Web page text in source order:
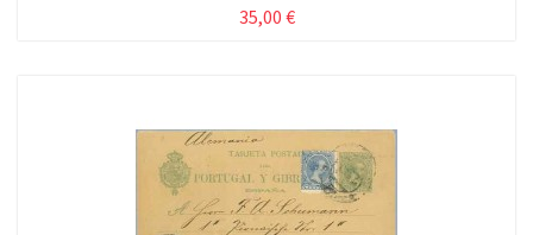
35,00 €